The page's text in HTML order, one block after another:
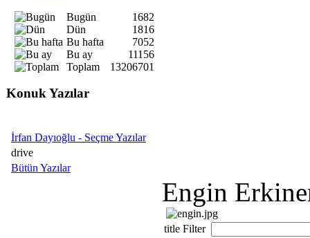
Bugün
1682
Dün
1816
Bu hafta
7052
Bu ay
11156
Toplam
13206701
Konuk Yazılar
İrfan Dayıoğlu - Seçme Yazılar
drive
Bütün Yazılar
Engin
title Filter